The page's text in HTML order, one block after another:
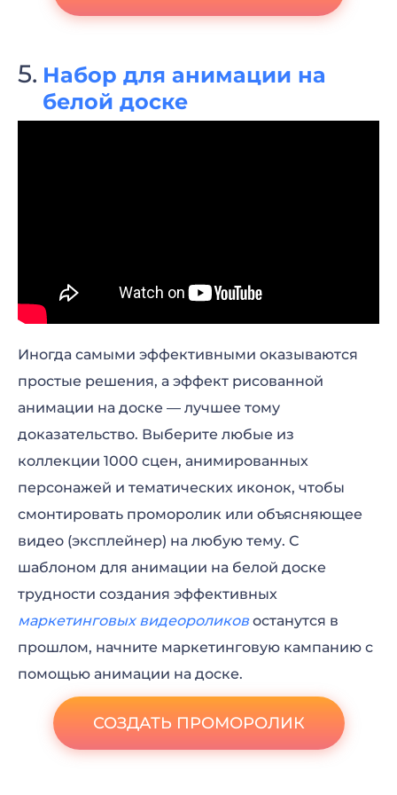
Набор для анимации на
белой доске
Иногда самыми эффективными оказываются
простые решения, а эффект рисованной
анимации на доске — лучшее тому
доказательство. Выберите любые из
коллекции 1000 сцен, анимированных
персонажей и тематических иконок, чтобы
смонтировать проморолик или объясняющее
видео (эксплейнер) на любую тему. С
шаблоном для анимации на белой доске
трудности создания эффективных
маркетинговых видеороликовостанутся в
прошлом, начните маркетинговую кампанию с
помощью анимации на доске.
СОЗДАТЬ ПРОМОРОЛИК